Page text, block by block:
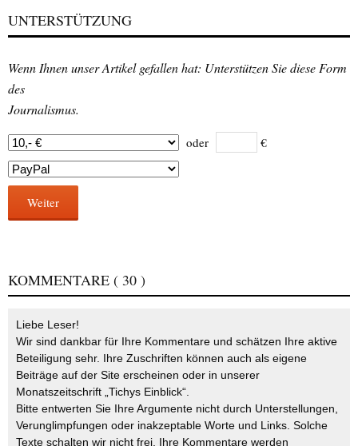
UNTERSTÜTZUNG
Wenn Ihnen unser Artikel gefallen hat: Unterstützen Sie diese Form
des
Journalismus.
oder €
Weiter
KOMMENTARE ( 30 )
Liebe Leser!
Wir sind dankbar für Ihre Kommentare und schätzen Ihre aktive
Beteiligung sehr. Ihre Zuschriften können auch als eigene
Beiträge auf der Site erscheinen oder in unserer
Monatszeitschrift „Tichys Einblick“.
Bitte entwerten Sie Ihre Argumente nicht durch Unterstellungen,
Verunglimpfungen oder inakzeptable Worte und Links. Solche
Texte schalten wir nicht frei. Ihre Kommentare werden